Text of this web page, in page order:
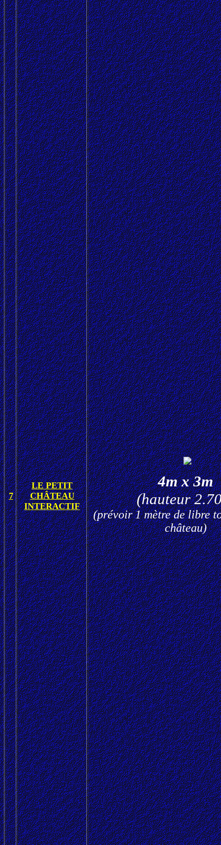
7
LE PETIT
CHÂTEAU
INTERACTIF
4m x 3m
(hauteur
(prévoir 1 mètre de libre
château)